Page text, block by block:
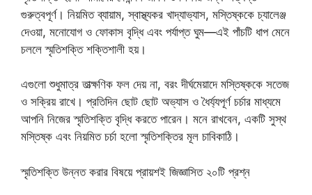
গুরুত্বপূর্ণ। নিয়মিত ব্যায়াম, স্বাস্থ্যকর খাদ্যাভ্যাস, মস্তিষ্ককে চ্যালেঞ্জ
দেওয়া, মনোযোগ ও ফোকাস বৃদ্ধি এবং পর্যাপ্ত ঘুম—এই পাঁচটি ধাপ মেনে
চললে স্মৃতিশক্তি শক্তিশালী হয়।
এগুলো শুধুমাত্র তাত্ক্ষণিক ফল দেয় না, বরং দীর্ঘমেয়াদে মস্তিষ্ককে সতেজ
ও সক্রিয় রাখে। প্রতিদিন ছোট ছোট অভ্যাস ও ধৈর্য্যপূর্ণ চর্চার মাধ্যমে
আপনি নিজের স্মৃতিশক্তি বৃদ্ধি করতে পারেন। মনে রাখবেন, একটি সুস্থ
মস্তিষ্ক এবং নিয়মিত চর্চা হলো স্মৃতিশক্তির মূল চাবিকাঠি।
স্মৃতিশক্তি উন্নত করার বিষয়ে প্রায়শই জিজ্ঞাসিত ২০টি প্রশ্ন